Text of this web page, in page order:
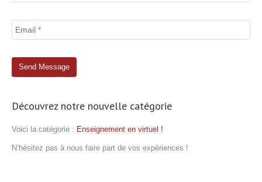
Découvrez notre nouvelle catégorie
Voici la catégorie : Enseignement en virtuel !
N’hésitez pas à nous faire part de vos expériences !